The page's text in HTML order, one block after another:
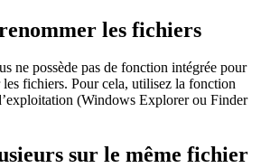
les fichiers
ne possède pas de fonction intégrée pour
fichiers. Pour cela, utilisez la fonction
(Windows Explorer ou Finder
sur le même fichier